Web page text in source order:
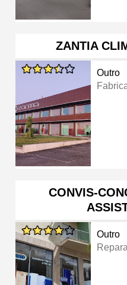
ZANTIA
Outro
CONVIS-
Outro